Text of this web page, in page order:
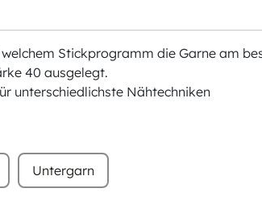
Stickprogramm die Garne am
40 ausgelegt.
unterschiedlichste Nähtechniken
Untergarn